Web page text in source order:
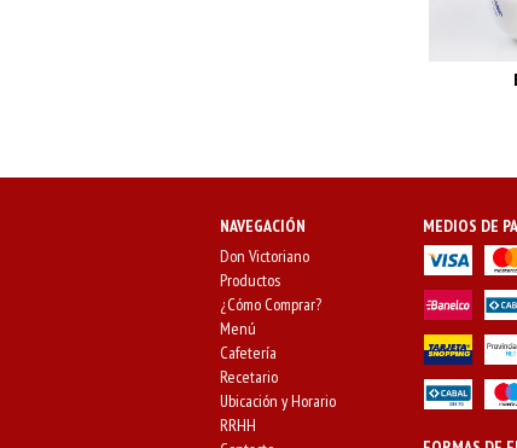
NAVEGACIÓN
Don Victoriano
Productos
¿Cómo Comprar?
Menú
Cafetería
Recetario
Ubicación y Horario
RRHH
MEDIOS DE